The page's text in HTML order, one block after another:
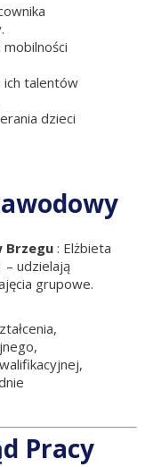
ich talentów
dzieci
Brzegu : Elżbieta
– udzielają
grupowe.
Pracy